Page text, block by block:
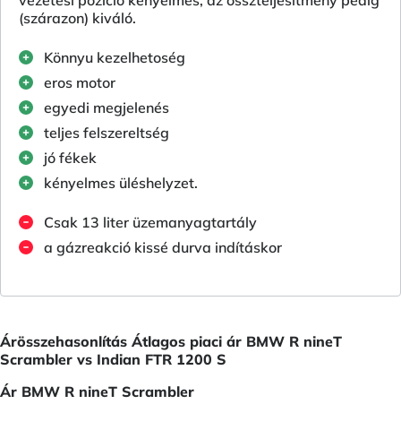
(szárazon) kiváló.
Könnyu kezelhetoség
eros motor
egyedi megjelenés
teljes felszereltség
jó fékek
kényelmes üléshelyzet.
Csak 13 liter üzemanyagtartály
a gázreakció kissé durva indításkor
Árösszehasonlítás Átlagos piaci ár BMW R nineT
Scrambler vs Indian FTR 1200 S
Ár BMW R nineT Scrambler